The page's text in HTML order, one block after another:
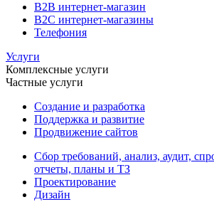
B2B интернет-магазин
B2C интернет-магазины
Телефония
Услуги
Комплексные услуги
Частные услуги
Создание и разработка
Поддержка и развитие
Продвижение сайтов
Сбор требований, анализ, аудит,
отчеты, планы и ТЗ
Проектирование
Дизайн